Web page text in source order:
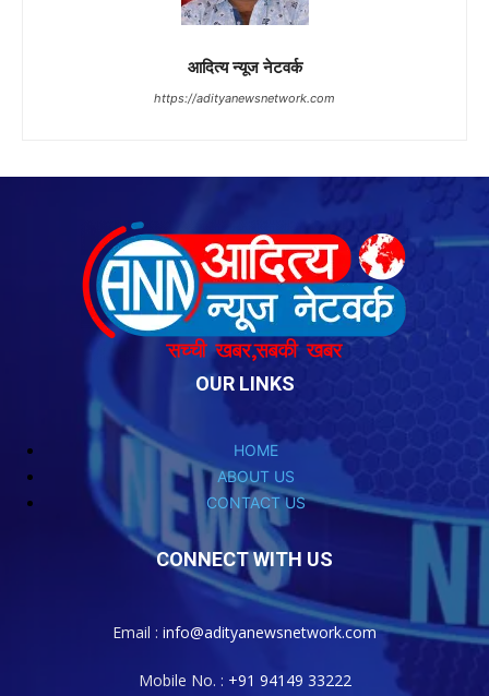
OUR LINKS
HOME
ABOUT US
CONTACT US
CONNECT WITH US
Email : info@adityanewsnetwork.com
Mobile No. : +91 94149 33222